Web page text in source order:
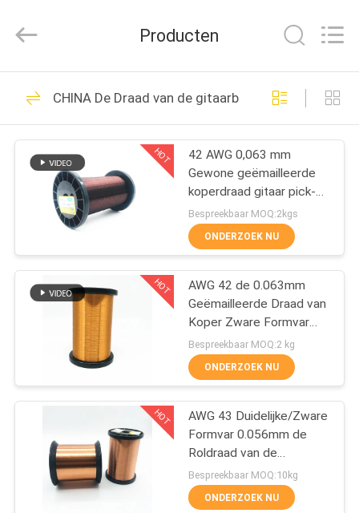
HUIS
PRODUCTEN
VIDEOS
ONGEVEER
ONS
FABRIEKSREIS
KWALITEITSCONTROLE
CONTACTEER
NIEUWS
Material
Co,.Ltd.
Reserved.
Geëmailleerde
Koperdraad
230
Rechthoekige
Koperdraad
427
Magneetdraad
194
Producten
CHINA De Draad van de gitaarbestelwagen
HOT
42 AWG 0,063 mm
Gewone geëmailleerde
koperdraad gitaar pick-up
spoel draad
Bespreekbaar MOQ:2kgs
ONDERZOEK NU
HOT
AWG 42 de 0.063mm
Geëmailleerde Draad van
Koper Zware Formvar
voor de Rollen van de
Gitaarbestelwagen
Bespreekbaar MOQ:2 kg
ONDERZOEK NU
HOT
AWG 43 Duidelijke/Zware
Formvar 0.056mm de
Roldraad van de
Gitaarbestelwagen
Bespreekbaar MOQ:10kg
ONDERZOEK NU